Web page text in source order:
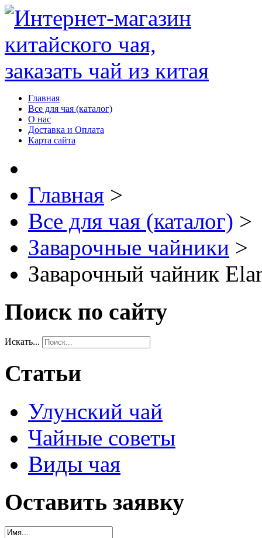
Главная
Все для чая (каталог)
О нас
Доставка и Оплата
Карта сайта
Главная >
Все для чая (каталог) >
Заварочные чайники >
Заварочный чайник
Поиск по сайту
Искать...
Статьи
Улунский чай
Чайные советы
Виды чая
Оставить заявку